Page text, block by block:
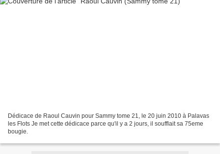
Dédicace de Raoul Cauvin pour Sammy tome 21, le 20 juin 2010 à Palavas
les Flots Je met cette dédicace parce qu'il y a 2 jours, il soufflait sa 75eme
bougie.